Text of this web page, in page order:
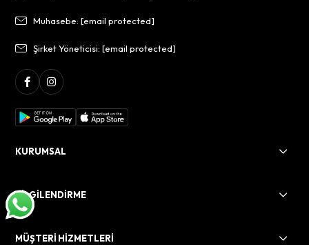
Muhasebe:[email protected]
Şirket Yöneticisi:[email protected]
KURUMSAL
BİLGİLENDİRME
MÜŞTERİ HİZMETLERİ